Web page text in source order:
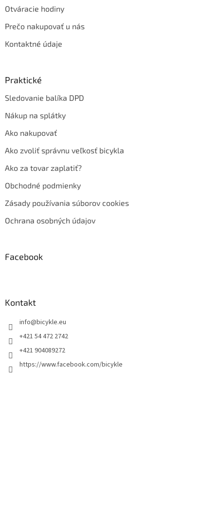
Otváracie hodiny
Prečo nakupovať u nás
Kontaktné údaje
Praktické
Sledovanie balíka DPD
Nákup na splátky
Ako nakupovať
Ako zvoliť správnu veľkosť bicykla
Ako za tovar zaplatiť?
Obchodné podmienky
Zásady používania súborov cookies
Ochrana osobných údajov
Facebook
Kontakt
info@bicykle.eu
+421 54 472 2742
+421 904089272
https://www.facebook.com/bicykle